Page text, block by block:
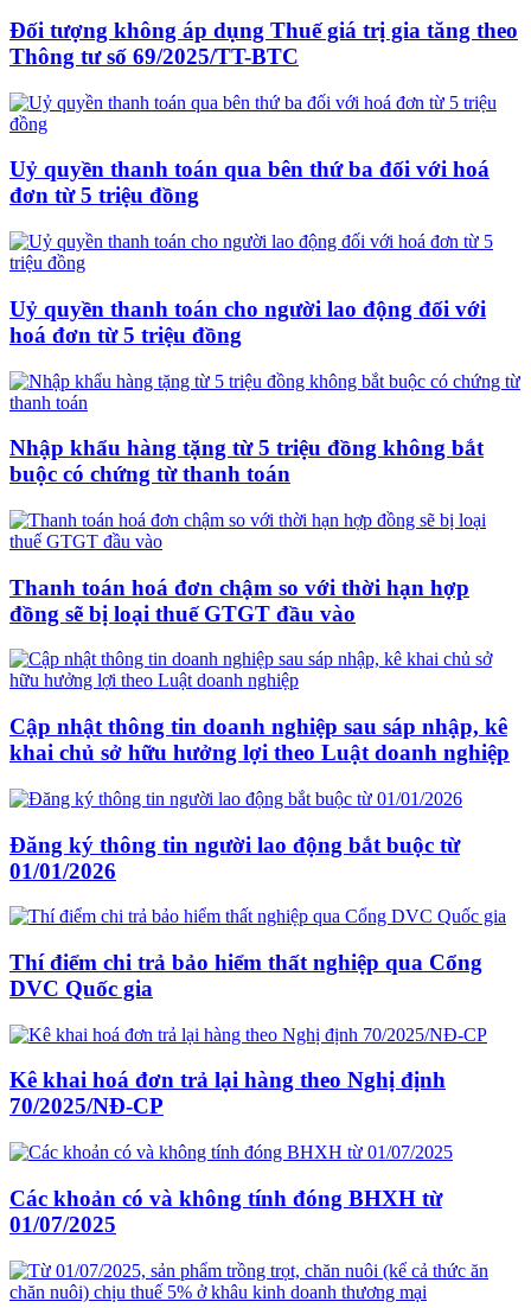
Đối tượng không áp dụng Thuế giá trị gia tăng theo
Thông tư số 69/2025/TT-BTC
Uỷ quyền thanh toán qua bên thứ ba đối với hoá
đơn từ 5 triệu đồng
Uỷ quyền thanh toán cho người lao động đối với
hoá đơn từ 5 triệu đồng
Nhập khẩu hàng tặng từ 5 triệu đồng không bắt
buộc có chứng từ thanh toán
Thanh toán hoá đơn chậm so với thời hạn hợp
đồng sẽ bị loại thuế GTGT đầu vào
Cập nhật thông tin doanh nghiệp sau sáp nhập, kê
khai chủ sở hữu hưởng lợi theo Luật doanh nghiệp
Đăng ký thông tin người lao động bắt buộc từ
01/01/2026
Thí điểm chi trả bảo hiểm thất nghiệp qua Cổng
DVC Quốc gia
Kê khai hoá đơn trả lại hàng theo Nghị định
70/2025/NĐ-CP
Các khoản có và không tính đóng BHXH từ
01/07/2025